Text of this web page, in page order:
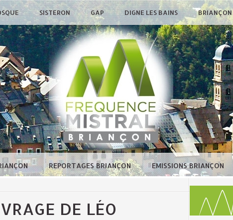
SISTERON GAP DIGNE LES BAINS BRIANÇON
REPORTAGES BRIANÇON EMISSIONS BRIANÇON
DE LÉO